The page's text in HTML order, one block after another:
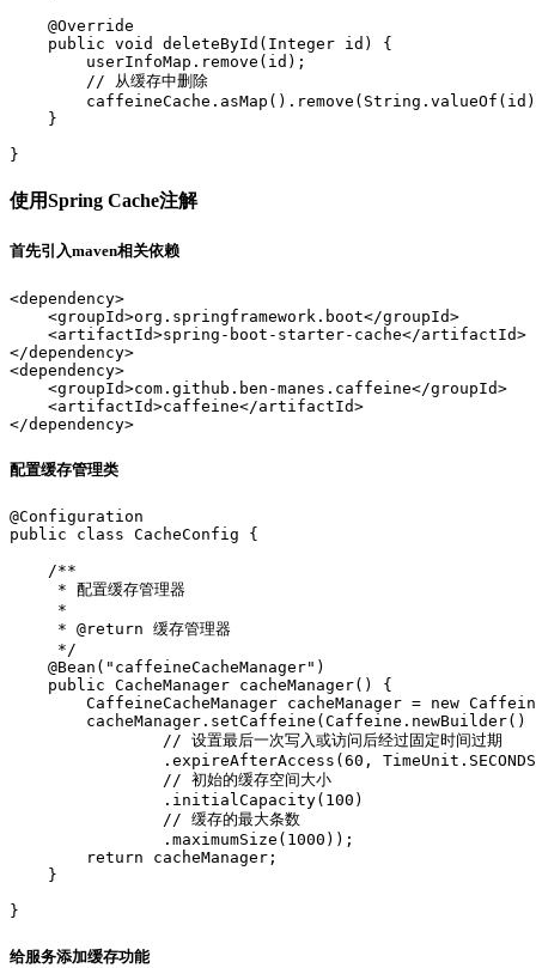
    @Override
    public void deleteById(Integer id) {
        userInfoMap.remove(id);
        // 从缓存中删除
    }
使用Spring Cache注解
首先引入maven相关依赖
<dependency>
    <groupId>org.springframework.boot</groupId>
    <artifactId>spring-boot-starter-cache</artifactId>
</dependency>
<dependency>
    <groupId>com.github.ben-manes.caffeine</groupId>
    <artifactId>caffeine</artifactId>
配置缓存管理类
@Configuration
public class CacheConfig {
    /**
     * 配置缓存管理器
     *
     * @return 缓存管理器
     */
    @Bean("caffeineCacheManager")
    public CacheManager cacheManager() {
CaffeineCacheManager cacheManager = new
                // 设置最后一次写入或访问后经过固定时间过期
.expireAfterAccess(60,
                // 初始的缓存空间大小
                .initialCapacity(100)
                // 缓存的最大条数
                .maximumSize(1000));
        return cacheManager;
    }
给服务添加缓存功能